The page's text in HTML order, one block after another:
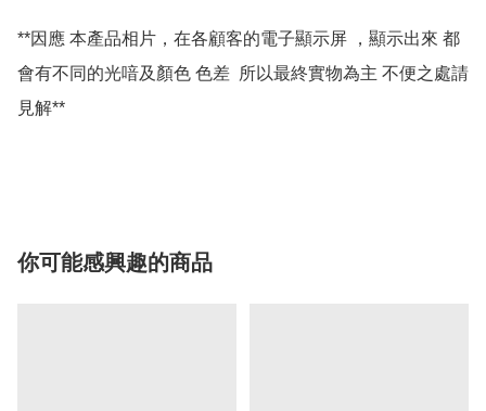
**因應 本產品相片，在各顧客的電子顯示屏 ，顯示出來 都
會有不同的光喑及顏色 色差  所以最終實物為主 不便之處請
見解**
你可能感興趣的商品